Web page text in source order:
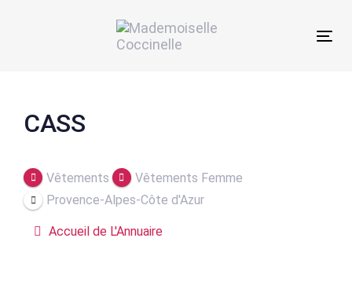
contentCASS
Vêtements
Vêtements Femme
Provence-Alpes-Côte d'Azur
Accueil de L'Annuaire
Post